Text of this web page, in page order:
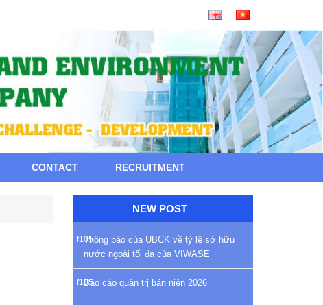
CONTACT RECRUITMENT
NEW POST
Thông báo của UBCK về tỷ lệ sở hữu
nước ngoài tối đa của VIWASE
Báo cáo quản trị bán niên 2026